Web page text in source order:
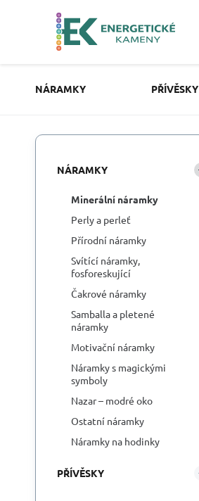
NÁRAMKY
NÁRAMKY
Minerální náramky
Perly a perleť
Přírodní náramky
Svítící náramky,
fosforeskující
Čakrové náramky
Samballa a pletené
náramky
Motivační náramky
Náramky s magickými
symboly
Nazar – modré oko
Ostatní náramky
Náramky na hodinky
PŘÍVĚSKY